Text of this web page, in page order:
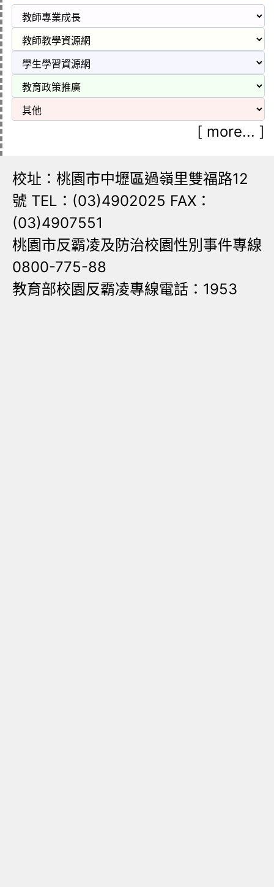
[ more... ]
校址：桃園市中壢區過嶺里雙福路12
號 TEL：(03)4902025 FAX：
(03)4907551
桃園市反霸凌及防治校園性別事件專線
0800-775-88
教育部校園反霸凌專線電話：1953